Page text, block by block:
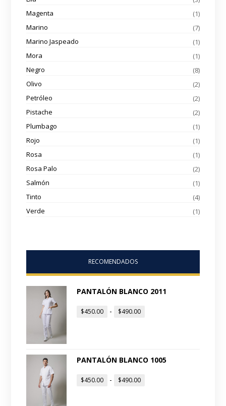
Magenta
(1)
Marino
(7)
Marino Jaspeado
(1)
Mora
(1)
Negro
(8)
Olivo
(2)
Petróleo
(2)
Pistache
(2)
Plumbago
(1)
Rojo
(1)
Rosa
(1)
Rosa Palo
(2)
Salmón
(1)
Tinto
(4)
Verde
(1)
RECOMENDADOS
PANTALÓN BLANCO 2011
$450.00 - $490.00
PANTALÓN BLANCO 1005
$450.00 - $490.00